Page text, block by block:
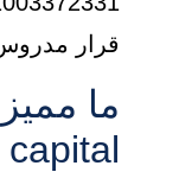
قرار
capital